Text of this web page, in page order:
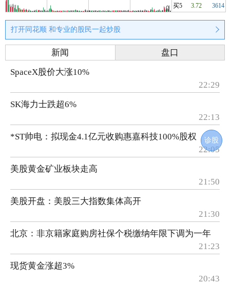
买5
3.72 3614
打开同花顺 和专业的股民一起炒股
诊股
新闻
盘口
SpaceX股价大涨10%
22:29
SK海力士跌超6%
22:13
*ST帅电：拟现金4.1亿元收购惠嘉科技100%股权
22:05
美股黄金矿业板块走高
21:50
美股开盘：美股三大指数集体高开
21:30
北京：非京籍家庭购房社保个税缴纳年限下调为一年
21:23
现货黄金涨超3%
20:43